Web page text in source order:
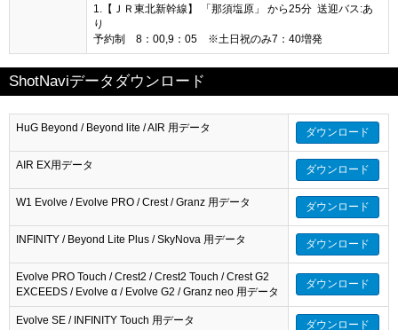
1.【ＪＲ東北新幹線】 「那須塩原」 から25分 送迎バス:あ
り
予約制 8：00,9：05 ※土日祝のみ7：40増発
ShotNaviデータダウンロード
HuG Beyond / Beyond lite / AIR 用データ ダウンロード
AIR EX用データ ダウンロード
W1 Evolve / Evolve PRO / Crest / Granz 用データ ダウンロード
INFINITY / Beyond Lite Plus / SkyNova 用データ ダウンロード
Evolve PRO Touch / Crest2 / Crest2 Touch / Crest G2
EXCEEDS / Evolve α / Evolve G2 / Granz neo 用データ
ダウンロード
Evolve SE / INFINITY Touch 用データ ダウンロード